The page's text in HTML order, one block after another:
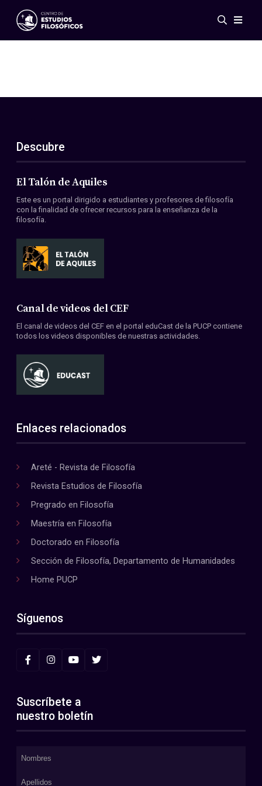
Eventos
ES
EN
Acerca de nosotros
Miembros
Convenios
Descubre
El Talón de Aquiles
Este es un portal dirigido a estudiantes y profesores de filosofía
con la finalidad de ofrecer recursos para la enseñanza de la
filosofía.
Canal de videos del CEF
El canal de videos del CEF en el portal eduCast de la PUCP contiene
todos los videos disponibles de nuestras actividades.
Enlaces relacionados
Areté - Revista de Filosofía
Revista Estudios de Filosofía
Pregrado en Filosofía
Maestría en Filosofía
Doctorado en Filosofía
Sección de Filosofía, Departamento de Humanidades
Home PUCP
Síguenos
Suscríbete a
nuestro boletín